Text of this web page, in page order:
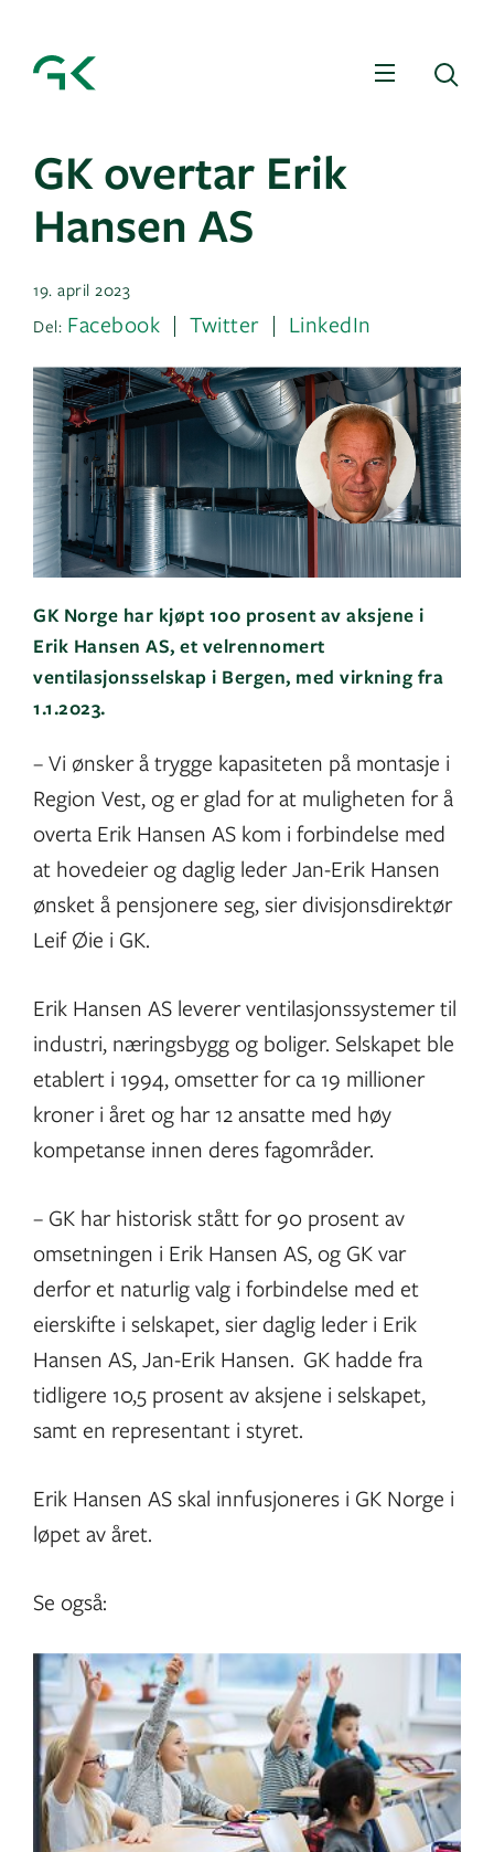
Meny
GK overtar Erik
Hansen AS
19. april 2023
Del: Facebook Twitter LinkedIn
GK Norge har kjøpt 100 prosent av aksjene i
Erik Hansen AS, et velrennomert
ventilasjonsselskap i Bergen, med virkning fra
1.1.2023.
– Vi ønsker å trygge kapasiteten på montasje i
Region Vest, og er glad for at muligheten for å
overta Erik Hansen AS kom i forbindelse med
at hovedeier og daglig leder Jan-Erik Hansen
ønsket å pensjonere seg, sier divisjonsdirektør
Leif Øie i GK.
Erik Hansen AS leverer ventilasjonssystemer til
industri, næringsbygg og boliger. Selskapet ble
etablert i 1994, omsetter for ca 19 millioner
kroner i året og har 12 ansatte med høy
kompetanse innen deres fagområder.
– GK har historisk stått for 90 prosent av
omsetningen i Erik Hansen AS, og GK var
derfor et naturlig valg i forbindelse med et
eierskifte i selskapet, sier daglig leder i Erik
Hansen AS, Jan-Erik Hansen. GK hadde fra
tidligere 10,5 prosent av aksjene i selskapet,
samt en representant i styret.
Erik Hansen AS skal innfusjoneres i GK Norge i
løpet av året.
Se også: